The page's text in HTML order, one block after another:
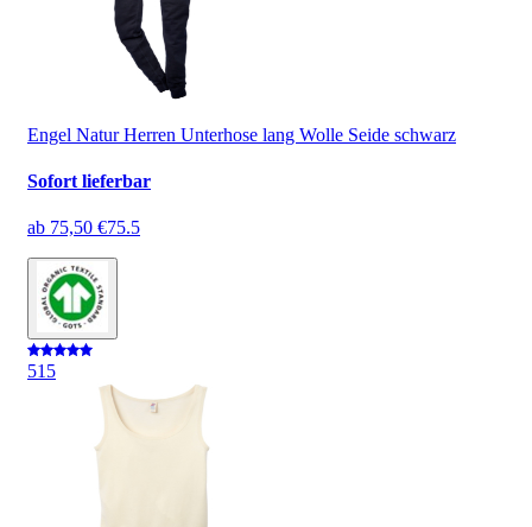
Engel Natur Herren Unterhose lang Wolle Seide schwarz
Sofort lieferbar
ab 75,50 €75.5
515